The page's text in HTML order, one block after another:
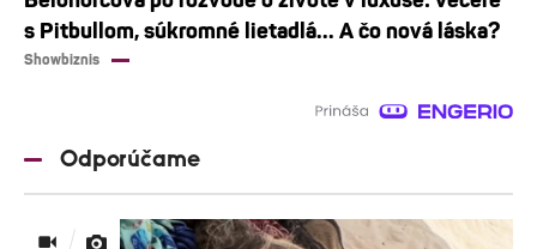
s Pitbullom, súkromné lietadlá... A čo nová láska?
Showbiznis
Odporúčame